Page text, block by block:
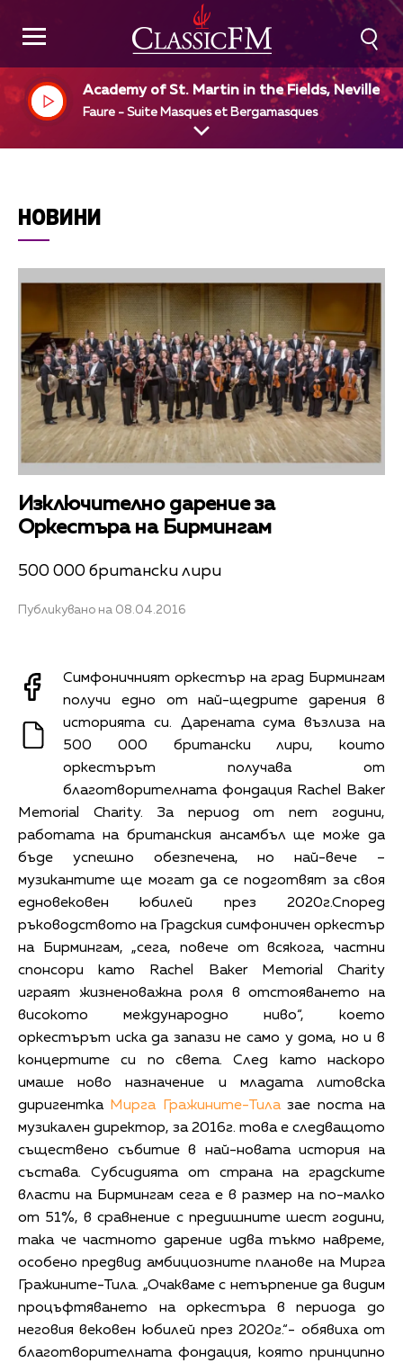
Academy of St. Martin in the Fields, Neville
riner, dir
Faure - Suite Masques et Bergamasques
НОВИНИ
Изключително дарение за
Оркестъра на Бирмингам
500 000 британски лири
Публикувано на 08.04.2016
Симфоничният оркестър на град Бирмингам
получи едно от най-щедрите дарения в
историята си. Дарената сума възлиза на
500 000 британски лири, които
оркестърът получава от
благотворителната фондация Rachel Baker
Memorial Charity. За период от пет години,
работата на британския ансамбъл ще може да
бъде успешно обезпечена, но най-вече –
музикантите ще могат да се подготвят за своя
едновековен юбилей през 2020г.Според
ръководството на Градския симфоничен оркестър
на Бирмингам, „сега, повече от всякога, частни
спонсори като Rachel Baker Memorial Charity
играят жизненоважна роля в отстояването на
високото международно ниво“, което
оркестърът иска да запази не само у дома, но и в
концертите си по света. След като наскоро
имаше ново назначение и младата литовска
диригентка Мирга Гражините-Тилазае поста на
музикален директор, за 2016г. това е следващото
съществено събитие в най-новата история на
състава. Субсидията от страна на градските
власти на Бирмингам сега е в размер на по-малко
от 51%, в сравнение с предишните шест години,
така че частното дарение идва тъкмо навреме,
особено предвид амбициозните планове на Мирга
Гражините-Тила. „Очакваме с нетърпение да видим
процъфтяването на оркестъра в периода до
неговия вековен юбилей през 2020г.“- обявиха от
благотворителната фондация, която принципно